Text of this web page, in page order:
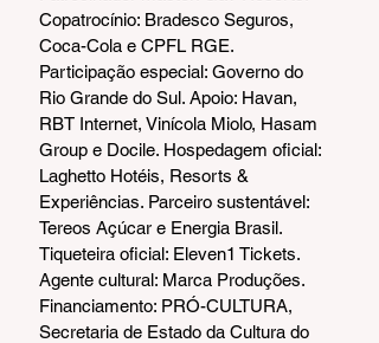
Copatrocínio: Bradesco Seguros,
Coca-Cola e CPFL RGE.
Participação especial: Governo do
Rio Grande do Sul. Apoio: Havan,
RBT Internet, Vinícola Miolo, Hasam
Group e Docile. Hospedagem oficial:
Laghetto Hotéis, Resorts &
Experiências. Parceiro sustentável:
Tereos Açúcar e Energia Brasil.
Tiqueteira oficial: Eleven1 Tickets.
Agente cultural: Marca Produções.
Financiamento: PRÓ-CULTURA,
Secretaria de Estado da Cultura do